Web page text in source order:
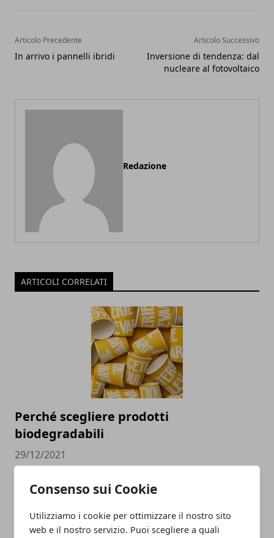
Consenso sui Cookie
Utilizziamo i cookie per ottimizzare il nostro sito
web e il nostro servizio. Puoi scegliere a quali
Articolo Precedente
In arrivo i pannelli ibridi
Articolo Successivo
Inversione di tendenza: dal
nucleare al fotovoltaico
Redazione
ARTICOLI CORRELATI
Perché scegliere prodotti
biodegradabili
29/12/2021